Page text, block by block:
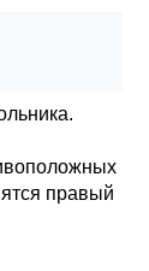
правый